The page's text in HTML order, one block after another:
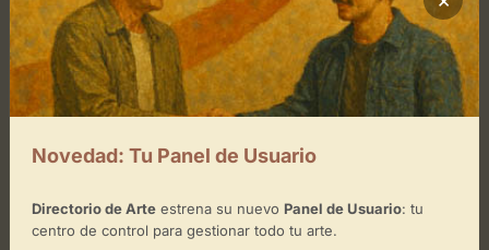
Cómo llegar
Photomax
+
Novedad: Tu Panel de Usuario
Directorio de Arteestrena su nuevo Panel de Usuario: tu
centro de control para gestionar todo tu arte.